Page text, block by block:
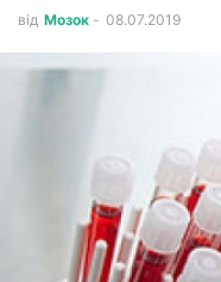
від Мозок - 08.07.2019